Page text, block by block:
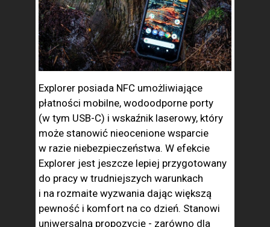
Explorer posiada NFC umożliwiające
płatności mobilne, wodoodporne porty
(w tym USB-C) i wskaźnik laserowy, który
może stanowić nieocenione wsparcie
w razie niebezpieczeństwa. W efekcie
Explorer jest jeszcze lepiej przygotowany
do pracy w trudniejszych warunkach
i na rozmaite wyzwania dając większą
pewność i komfort na co dzień. Stanowi
uniwersalną propozycję - zarówno dla